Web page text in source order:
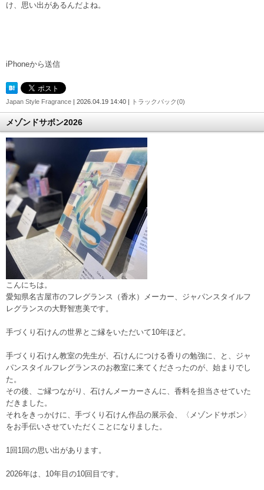
け、思い出があるんだよね。
iPhoneから送信
Japan Style Fragrance | 2026.04.19 14:40 | トラックバック(0)
メゾンドサボン2026
こんにちは。
愛知県名古屋市のフレグランス（香水）メーカー、ジャパンスタイルフ
レグランスの大野智恵美です。
手づくり石けんの世界とご縁をいただいて10年ほど。
手づくり石けん教室の先生が、石けんにつける香りの勉強に、と、ジャ
パンスタイルフレグランスのお教室に来てくださったのが、始まりでし
た。
その後、ご縁つながり、石けんメーカーさんに、香料を担当させていた
だきました。
それをきっかけに、手づくり石けん作品の展示会、〈メゾンドサボン〉
をお手伝いさせていただくことになりました。
1回1回の思い出があります。
2026年は、10年目の10回目です。